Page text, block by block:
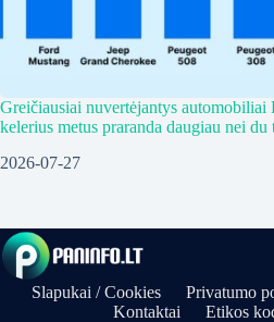
Greičiausiai nuvertėjantys automobiliai
kelerius metus praranda daugiau nei du
2026-07-27
Slapukai / Cookies Privatumo
Kontaktai
Etikos